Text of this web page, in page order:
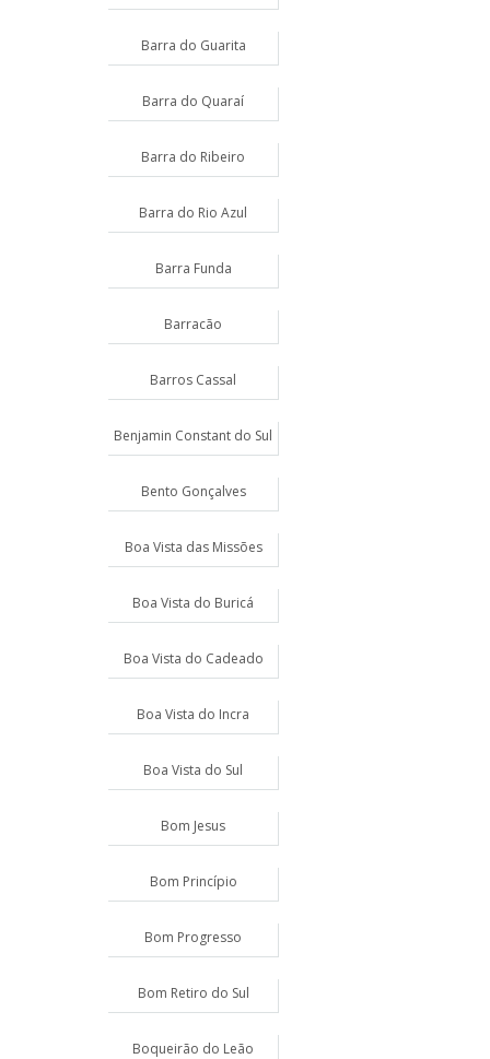
Barra do Guarita
Barra do Quaraí
Barra do Ribeiro
Barra do Rio Azul
Barra Funda
Barracão
Barros Cassal
Benjamin Constant do Sul
Bento Gonçalves
Boa Vista das Missões
Boa Vista do Buricá
Boa Vista do Cadeado
Boa Vista do Incra
Boa Vista do Sul
Bom Jesus
Bom Princípio
Bom Progresso
Bom Retiro do Sul
Boqueirão do Leão